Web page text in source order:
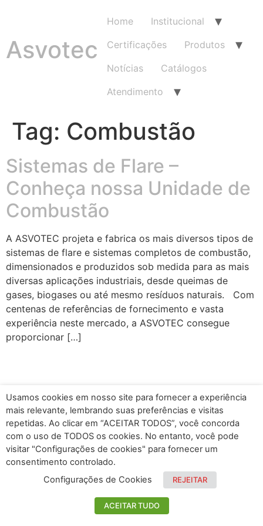
Asvotec
Home
Institucional
Certificações
Produtos
Notícias
Catálogos
Atendimento
Tag: Combustão
Sistemas de Flare –
Conheça nossa Unidade de
Combustão
A ASVOTEC projeta e fabrica os mais diversos tipos de
sistemas de flare e sistemas completos de combustão,
dimensionados e produzidos sob medida para as mais
diversas aplicações industriais, desde queimas de
gases, biogases ou até mesmo resíduos naturais. Com
centenas de referências de fornecimento e vasta
experiência neste mercado, a ASVOTEC consegue
proporcionar […]
Usamos cookies em nosso site para fornecer a experiência
mais relevante, lembrando suas preferências e visitas
repetidas. Ao clicar em “ACEITAR TODOS”, você concorda
com o uso de TODOS os cookies. No entanto, você pode
visitar "Configurações de cookies" para fornecer um
consentimento controlado.
Configurações de Cookies
REJEITAR
ACEITAR TUDO